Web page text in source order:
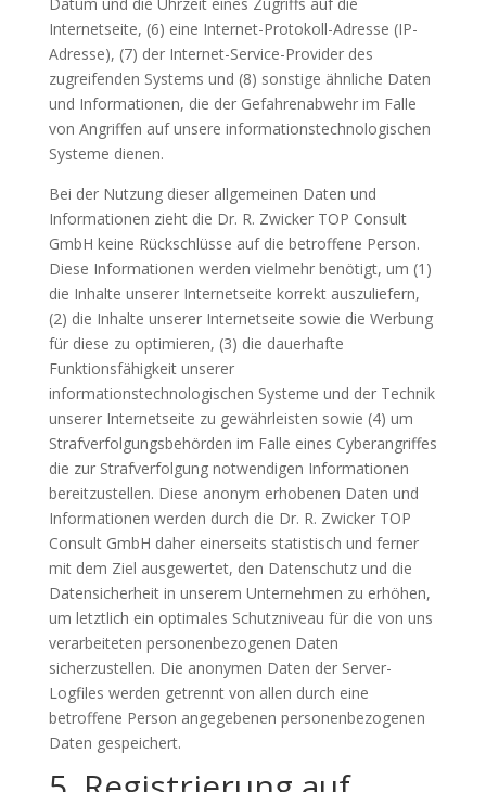
Internetseite, (6) eine Internet-Protokoll-Adresse (IP-
Adresse), (7) der Internet-Service-Provider des
zugreifenden Systems und (8) sonstige ähnliche Daten
und Informationen, die der Gefahrenabwehr im Falle
von Angriffen auf unsere informationstechnologischen
Systeme dienen.
Bei der Nutzung dieser allgemeinen Daten und
Informationen zieht die Dr. R. Zwicker TOP Consult
GmbH keine Rückschlüsse auf die betroffene Person.
Diese Informationen werden vielmehr benötigt, um (1)
die Inhalte unserer Internetseite korrekt auszuliefern,
(2) die Inhalte unserer Internetseite sowie die Werbung
für diese zu optimieren, (3) die dauerhafte
Funktionsfähigkeit unserer
informationstechnologischen Systeme und der Technik
unserer Internetseite zu gewährleisten sowie (4) um
Strafverfolgungsbehörden im Falle eines Cyberangriffes
die zur Strafverfolgung notwendigen Informationen
bereitzustellen. Diese anonym erhobenen Daten und
Informationen werden durch die Dr. R. Zwicker TOP
Consult GmbH daher einerseits statistisch und ferner
mit dem Ziel ausgewertet, den Datenschutz und die
Datensicherheit in unserem Unternehmen zu erhöhen,
um letztlich ein optimales Schutzniveau für die von uns
verarbeiteten personenbezogenen Daten
sicherzustellen. Die anonymen Daten der Server-
Logfiles werden getrennt von allen durch eine
betroffene Person angegebenen personenbezogenen
Daten gespeichert.